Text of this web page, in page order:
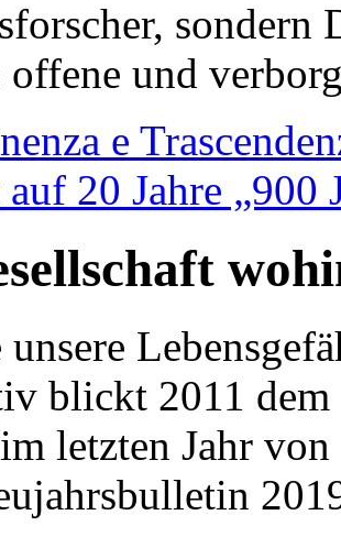
sondern
und
e
20 Jahre „900
unsere
blickt 2011
letzten Jahr